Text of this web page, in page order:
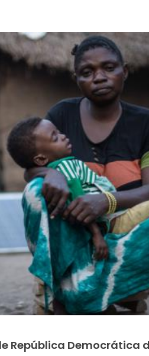
República Democrática